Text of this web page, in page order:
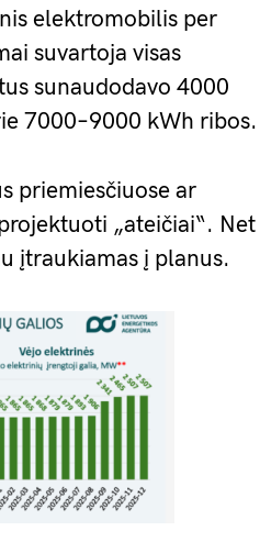
elektromobilis per
suvartoja visas
sunaudodavo 4000
7000–9000 kWh ribos.
priemiesčiuose ar
„ateičiai“. Net
įtraukiamas į planus.